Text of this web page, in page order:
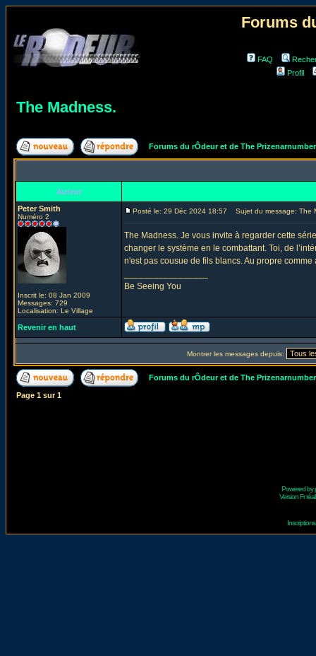
Forums
FAQ
Profil
The Madness.
Forums du rÔdeur et de The
Auteur
Peter Smith
Numéro 2
Inscrit le: 08 Jan 2009
Messages: 729
Localisation: Le Village
Posté le: 29 Déc 2024 18:57 Sujet du message: The
The Madness. Je vous invite à regarder cette
changer le système en le combattant. Toi, de
n'est pas cousue de fils blancs. Au propre
Be Seeing You
Revenir en haut
Montrer les messages depuis:
Forums du rÔdeur et de The
Page 1 sur1
Powered by
Version Fr